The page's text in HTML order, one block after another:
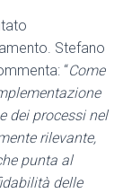
Stefano
“Come
dei processi nel
rilevante,
punta al
delle